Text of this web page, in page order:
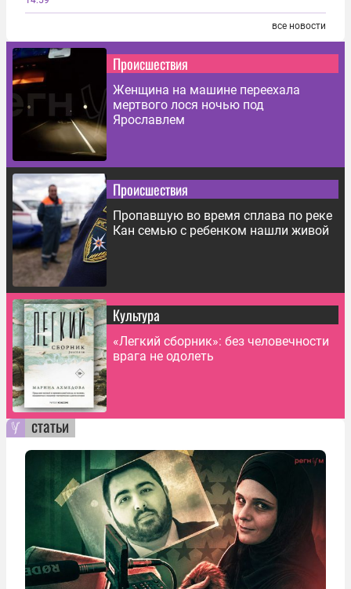
все новости
Происшествия
Женщина на машине переехала
мертвого лося ночью под
Ярославлем
Происшествия
Пропавшую во время сплава по реке
Кан семью с ребенком нашли живой
Культура
«Легкий сборник»: без человечности
врага не одолеть
статьи